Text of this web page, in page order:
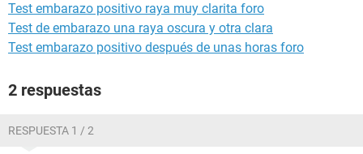
Test embarazo positivo raya muy clarita foro
Test de embarazo una raya oscura y otra clara
Test embarazo positivo después de unas horas foro
2 respuestas
RESPUESTA 1 / 2